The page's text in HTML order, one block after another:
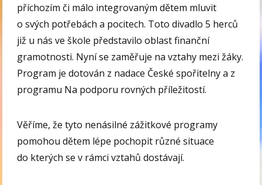
příchozím či málo integrovaným dětem mluvit
o svých potřebách a pocitech. Toto divadlo 5 herců
již u nás ve škole představilo oblast finanční
gramotnosti. Nyní se zaměřuje na vztahy mezi žáky.
Program je dotován z nadace České spořitelny a z
programu Na podporu rovných příležitostí.
Věříme, že tyto nenásilné zážitkové programy
pomohou dětem lépe pochopit různé situace
do kterých se v rámci vztahů dostávají.